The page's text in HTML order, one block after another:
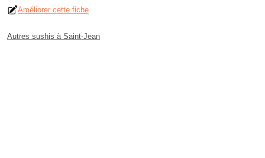
Améliorer cette fiche
Autres sushis à Saint-Jean